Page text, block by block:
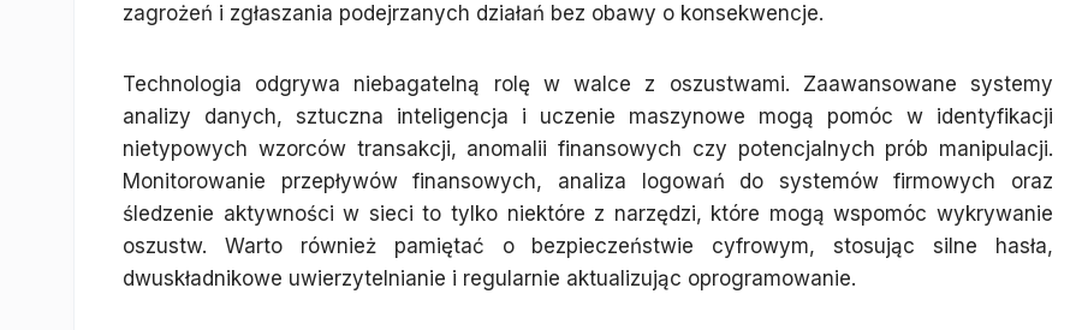
zagrożeń i zgłaszania podejrzanych działań bez obawy o konsekwencje.
Technologia odgrywa niebagatelną rolę w walce z oszustwami. Zaawansowane systemy
analizy danych, sztuczna inteligencja i uczenie maszynowe mogą pomóc w identyfikacji
nietypowych wzorców transakcji, anomalii finansowych czy potencjalnych prób manipulacji.
Monitorowanie przepływów finansowych, analiza logowań do systemów firmowych oraz
śledzenie aktywności w sieci to tylko niektóre z narzędzi, które mogą wspomóc wykrywanie
oszustw. Warto również pamiętać o bezpieczeństwie cyfrowym, stosując silne hasła,
dwuskładnikowe uwierzytelnianie i regularnie aktualizując oprogramowanie.